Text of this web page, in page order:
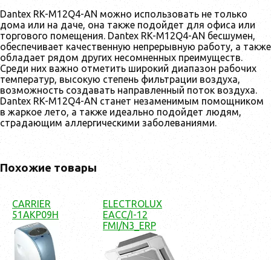
Dantex RK-M12Q4-AN можно использовать не только
дома или на даче, она также подойдет для офиса или
торгового помещения. Dantex RK-M12Q4-AN бесшумен,
обеспечивает качественную непрерывную работу, а также
обладает рядом других несомненных преимуществ.
Среди них важно отметить широкий диапазон рабочих
температур, высокую степень фильтрации воздуха,
возможность создавать направленный поток воздуха.
Dantex RK-M12Q4-AN станет незаменимым помощником
в жаркое лето, а также идеально подойдет людям,
страдающим аллергическими заболеваниями.
Похожие товары
CARRIER
51AKP09H
ELECTROLUX
EACC/I-12
FMI/N3_ERP